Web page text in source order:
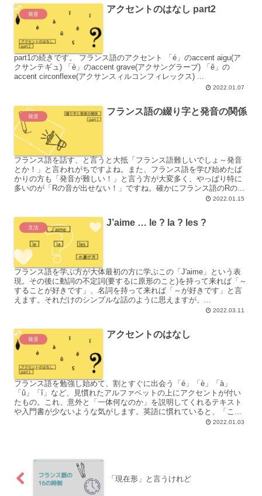
発音 アクセントのはなし part2
part1の続きです。 フランス語のアクセント 「é」のaccent aigu(ア
クサンテギュ) 「è」のaccent grave(アクサングラーブ) 「ê」の
accent circonflexe(アクサンスィルコンフィレックス) ...
2022.01.07
発音 フランス語の綴り字と発音の関係
フランス語を話す、と言うと大抵「フランス語難しいでしょ～発音
とか！」と言われがちですよね。また、フランス語を学び始めたば
かりの方も「発音が難しい！」と言う方が大変多く、やっぱり特に
多いのが「Rの音が出せない！」ですね。確かにフランス語のRの...
2022.01.15
文法 J’aime … le ? la ? les ?
フランス語を学ぶ方が大体最初の方に学ぶこの「J'aime」という表
現。その後に動詞の不定詞(要するに原形のこと)を持って来れば「～
することが好きです」、名詞を持って来れば「～が好きです」と言
えます。それだけのシンプルな話のように思えますが、...
2022.03.11
発音 アクセントのはなし
フランス語を勉強し始めて、割とすぐに出会う「é」「è」「à」
「û」「î」など、見慣れたアルファベットの上にアクセントが付い
たもの。これ、意外と「一体何なのか」を説明してくれるテキスト
や入門書が少ないような気がします。英語に慣れていると、「こ...
2022.01.03
「現在形」と言うけれど